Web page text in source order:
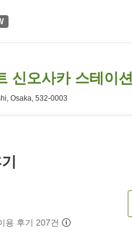
신오사카 스테이션
Osaka, 532-0003
용 후기 207건